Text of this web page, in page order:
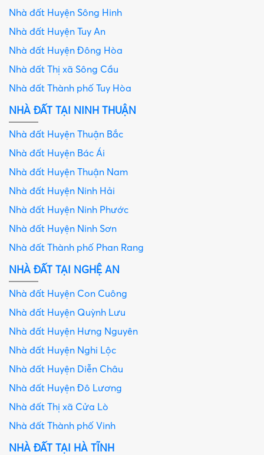
Nhà đất Huyện Sông Hinh
Nhà đất Huyện Tuy An
Nhà đất Huyện Đông Hòa
Nhà đất Thị xã Sông Cầu
Nhà đất Thành phố Tuy Hòa
NHÀ ĐẤT TẠI NINH THUẬN
Nhà đất Huyện Thuận Bắc
Nhà đất Huyện Bác Ái
Nhà đất Huyện Thuận Nam
Nhà đất Huyện Ninh Hải
Nhà đất Huyện Ninh Phước
Nhà đất Huyện Ninh Sơn
Nhà đất Thành phố Phan Rang
NHÀ ĐẤT TẠI NGHỆ AN
Nhà đất Huyện Con Cuông
Nhà đất Huyện Quỳnh Lưu
Nhà đất Huyện Hưng Nguyên
Nhà đất Huyện Nghi Lộc
Nhà đất Huyện Diễn Châu
Nhà đất Huyện Đô Lương
Nhà đất Thị xã Cửa Lò
Nhà đất Thành phố Vinh
NHÀ ĐẤT TẠI HÀ TĨNH